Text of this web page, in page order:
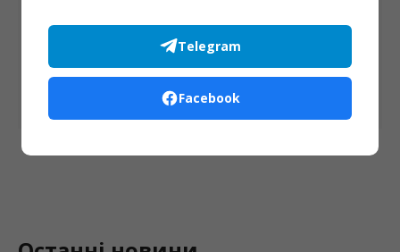
цьому браузері для моїх наступних коментарів.
Telegram
Facebook